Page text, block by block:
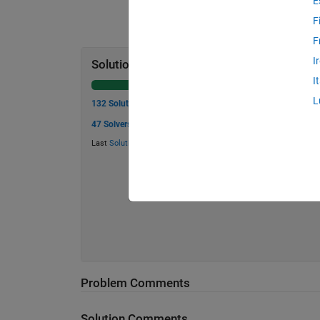
Solution Stats
132 Solutions
47 Solvers
Last Solution
Problem Comments